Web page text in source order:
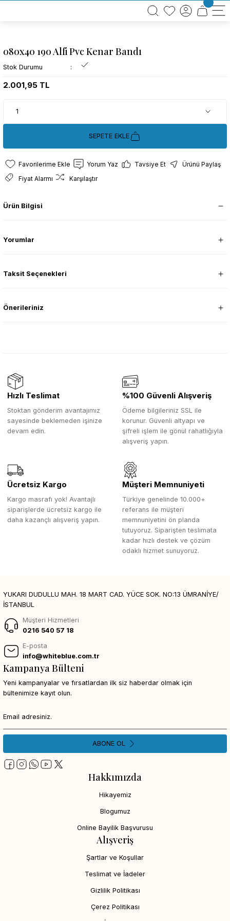
BÜTÜN ALIŞVERİŞLERİNİZDE KARGO BEDAVA!
TÜRKİYE GENELİNDE 10.000 MÜŞTERİ REFERANSI
080x40 190 Alfi Pvc Kenar Bandı
Stok Durumu
2.001,95 TL
SEPETE EKLE
Yorum Yaz Tavsiye Et
Ürünü Paylaş
Fiyat Alarmı
Karşılaştır
Ürün Bilgisi
Yorumlar
Taksit Seçenekleri
Önerileriniz
Hızlı Teslimat
Stoktan gönderim avantajımız
sayesinde beklemeden işinize
devam edin.
%100 Güvenli Alışveriş
Ödeme bilgileriniz SSL ile
korunur. Güvenli altyapı ve
şifreli işlem ile gönül rahatlığıyla
alışveriş yapın.
Ücretsiz Kargo
Kargo masrafı yok! Avantajlı
siparişlerde ücretsiz kargo ile
daha kazançlı alışveriş yapın.
Müşteri Memnuniyeti
Türkiye genelinde 10.000+
referans ile müşteri
memnuniyetini ön planda
tutuyoruz. Siparişten teslimata
kadar hızlı destek ve çözüm
odaklı hizmet sunuyoruz.
YUKARI DUDULLU MAH. 18 MART CAD. YÜCE SOK. NO:13 ÜMRANİYE/
İSTANBUL
Müşteri Hizmetleri
0216 540 57 18
E-posta
info@whiteblue.com.tr
Hakkımızda
Hikayemiz
Blogumuz
Online Bayilik Başvurusu
Alışveriş
Şartlar ve Koşullar
Teslimat ve İadeler
Gizlilik Politikası
Çerez Politikası
Kampanya Bülteni
Yeni kampanyalar ve fırsatlardan ilk siz haberdar olmak için
bültenimize kayıt olun.
ABONE OL